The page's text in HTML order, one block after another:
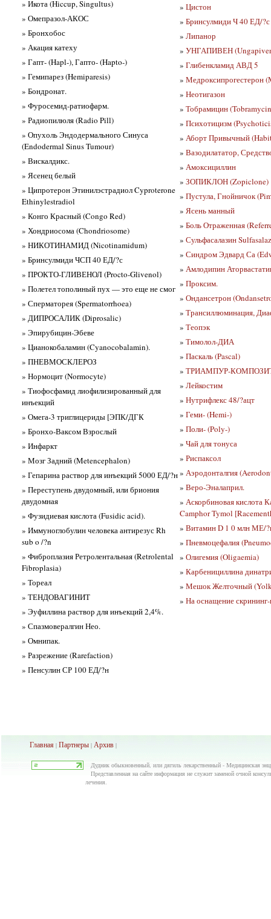
» Икота (Hiccup, Singultus)
» Омепразол-АКОС
» Бронхобос
» Акация катеху
» Гапт- (Hapl-), Гапто- (Hapto-)
» Гемипарез (Hemiparesis)
» Бондронат.
» Фуросемид-ратиофарм.
» Радиопилюля (Radio Pill)
» Опухоль Эндодермального Синуса
(Endodermal Sinus Tumour)
» Вискалдикс.
» Ясенец белый
» Ципротерон Этинилэстрадиол Cyproterone
Ethinylestradiol
» Конго Красный (Congo Red)
» Хондриосома (Chondriosome)
» НИКОТИНАМИД (Nicotinamidum)
» Бринсулмиди ЧСП 40 ЕД/?с
» ПРОКТО-ГЛИВЕНОЛ (Procto-Glivenol)
» Полетел тополиный пух — это еще не смог
» Сперматорея (Spermatorrhoea)
» ДИПРОСАЛИК (Diprosalic)
» Эпирубицин-Эбеве
» Цианокобаламин (Cyanocobalamin).
» ПНЕВМОСКЛЕРОЗ
» Нормоцит (Normocyte)
» Тиофосфамид лиофилизированный для
инъекций
» Омега-3 триглицериды [ЭПК/ДГК
» Бронхо-Ваксом Взрослый
» Инфаркт
» Мозг Задний (Metencephalon)
» Гепарина раствор для инъекций 5000 ЕД/?н
» Переступень двудомный, или бриония
двудомная
» Фузидиевая кислота (Fusidic acid).
» Иммуноглобулин человека антирезус Rh
sub o /?n
» Фиброплазия Ретролентальная (Retrolental
Fibroplasia)
» Тореал
» ТЕНДОВАГИНИТ
» Эуфиллина раствор для инъекций 2,4%.
» Спазмовералгин Нео.
» Омнипак.
» Разрежение (Rarefaction)
» Пенсулин СР 100 ЕД/?н
» Цистон
» Бринсулмиди Ч 40 ЕД/?с
» Липанор
» УНГАПИВЕН
» Глибенкламид АВД 5
» Медроксипрогестерон
» Неотигазон
» Тобрамицин
» Психотицизм
» Аборт Привычный
» Вазодилататор,
» Амоксициллин
» ЗОПИКЛОН (Zopiclone)
» Пустула, Гнойничок
» Ясень манный
» Боль Отраженная
» Сульфасалазин
» Синдром Эдвард Са
» Амлодипин
» Проксим.
» Ондансетрон
» Трансиллюминация,
» Теопэк
» Тимолол-ДИА
» Паскаль (Pascal)
» ТРИАМПУР-
» Лейкостим
» Нутрифлекс 48/?ацт
» Геми- (Hemi-)
» Поли- (Poly-)
» Чай для тонуса
» Риспаксол
» Аэродонталгия
» Веро-Эналаприл.
» Аскорбиновая кислота
Camphor Tymol
» Витамин D 1 0 млн МЕ/
» Пневмоцефалия
» Олигемия (Oligaemia)
» Карбенициллина
» Мешок Желточный
» На оснащение
Главная | Партнеры | Архив |
Дудник обыкновенный, или дягиль лекарственный - Медицинская
Представленная на сайте информация не служит заменой очной
лечения.